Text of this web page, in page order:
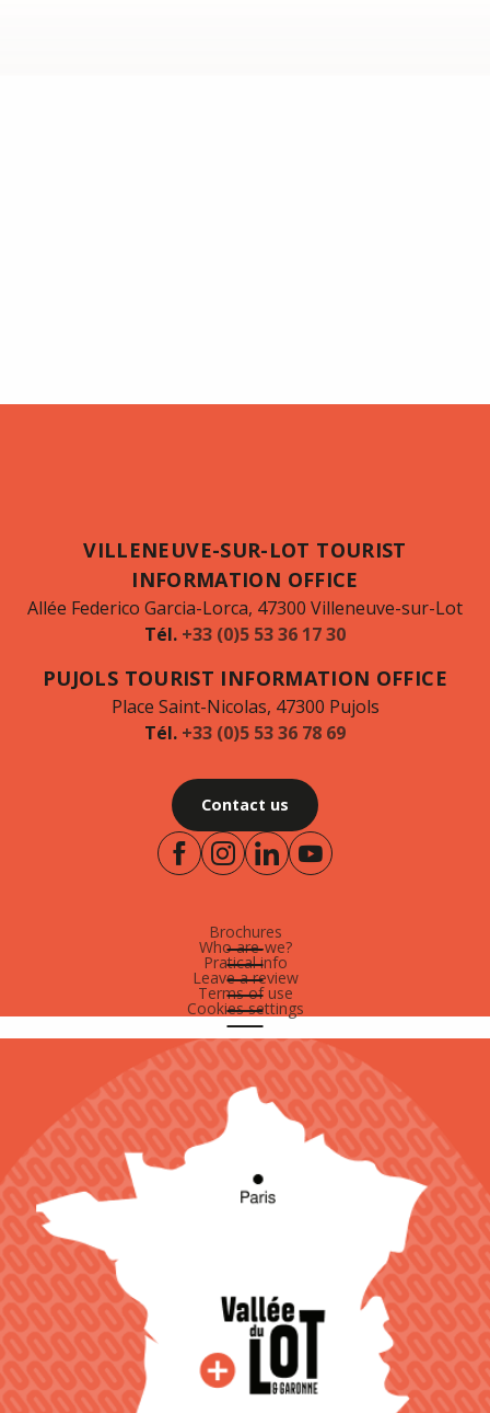
VILLENEUVE-SUR-LOT TOURIST
INFORMATION OFFICE
Allée Federico Garcia-Lorca, 47300 Villeneuve-sur-Lot
Tél. +33 (0)5 53 36 17 30
PUJOLS TOURIST INFORMATION OFFICE
Place Saint-Nicolas, 47300 Pujols
Tél. +33 (0)5 53 36 78 69
Contact us
Brochures
Who are-we?
Pratical info
Leave a review
Terms of use
Cookies settings